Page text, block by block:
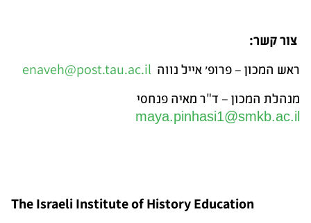
צור קשר:
ראש המכון – פרופ׳ אייל נווה enaveh@post.tau.ac.il
מנהלת המכון – ד"ר מאיה פנחסי
maya.pinhasi1@smkb.ac.il
The Israeli Institute of History Education